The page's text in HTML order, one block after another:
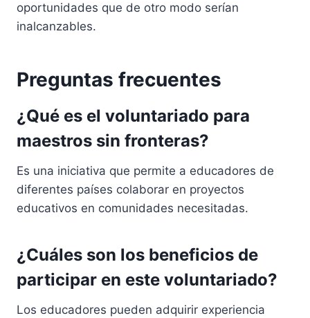
oportunidades que de otro modo serían
inalcanzables.
Preguntas frecuentes
¿Qué es el voluntariado para
maestros sin fronteras?
Es una iniciativa que permite a educadores de
diferentes países colaborar en proyectos
educativos en comunidades necesitadas.
¿Cuáles son los beneficios de
participar en este voluntariado?
Los educadores pueden adquirir experiencia